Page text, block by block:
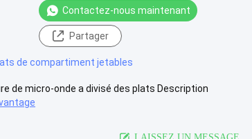
Contactez-nous maintenant
Partager
de compartiment jetables
de micro-onde a divisé des plats Description
LAISSEZ UN MESSAGE